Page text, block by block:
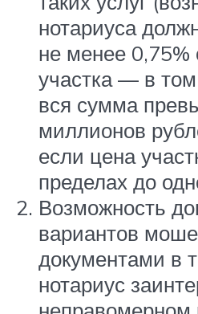
нотариуса
не менее 0,75%
участка — в
вся сумма
миллионов
если цена
пределах до
Возможность
вариантов
документами в
нотариус